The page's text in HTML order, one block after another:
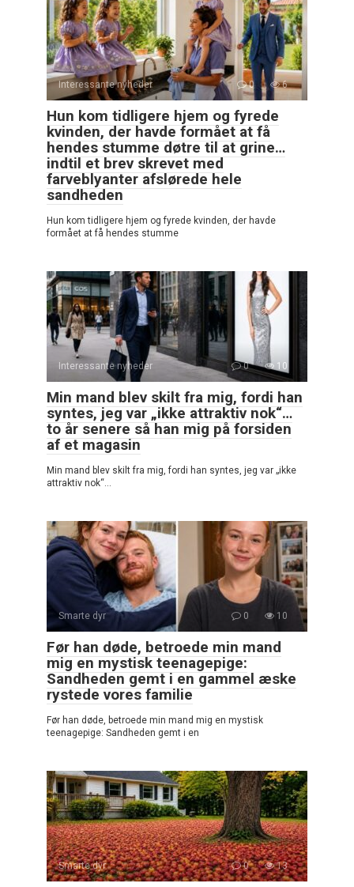
Interessante nyheder 0 6
Hun kom tidligere hjem og fyrede
kvinden, der havde formået at få
hendes stumme døtre til at grine…
indtil et brev skrevet med
farveblyanter afslørede hele
sandheden
Hun kom tidligere hjem og fyrede kvinden, der havde
formået at få hendes stumme
Interessante nyheder 0 10
Min mand blev skilt fra mig, fordi han
syntes, jeg var „ikke attraktiv nok“…
to år senere så han mig på forsiden
af et magasin
Min mand blev skilt fra mig, fordi han syntes, jeg var „ikke
attraktiv nok“…
Smarte dyr 0 10
Før han døde, betroede min mand
mig en mystisk teenagepige:
Sandheden gemt i en gammel æske
rystede vores familie
Før han døde, betroede min mand mig en mystisk
teenagepige: Sandheden gemt i en
Smarte dyr 0 13